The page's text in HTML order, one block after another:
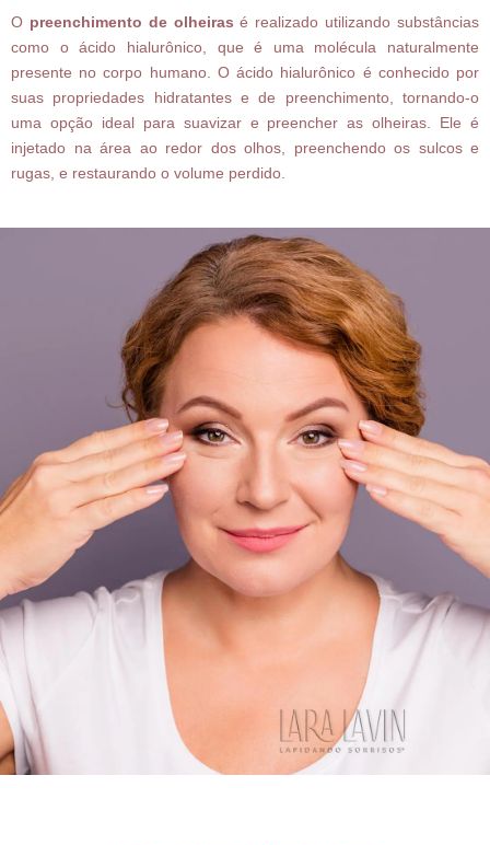
O preenchimento de olheiras é realizado utilizando substâncias
como o ácido hialurônico, que é uma molécula naturalmente
presente no corpo humano. O ácido hialurônico é conhecido por
suas propriedades hidratantes e de preenchimento, tornando-o
uma opção ideal para suavizar e preencher as olheiras. Ele é
injetado na área ao redor dos olhos, preenchendo os sulcos e
rugas, e restaurando o volume perdido.